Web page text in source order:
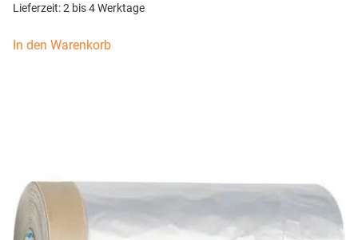
Lieferzeit:2 bis 4 Werktage
In den Warenkorb